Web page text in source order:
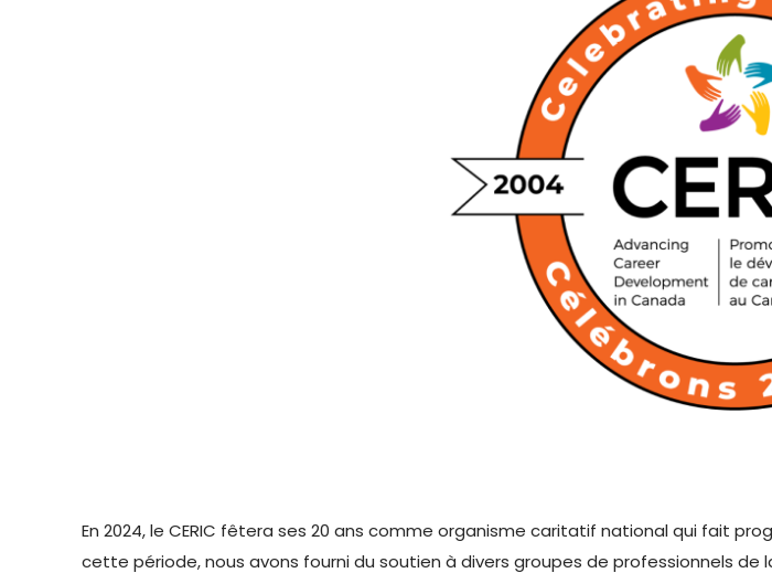
En 2024, le CERIC fêtera ses 20 ans comme organisme caritatif national qui fait
cette période, nous avons fourni du soutien à divers groupes de professionnels de